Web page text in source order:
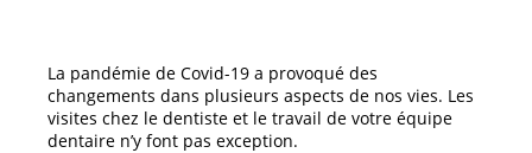
La pandémie de Covid-19 a provoqué des
changements dans plusieurs aspects de nos vies. Les
visites chez le dentiste et le travail de votre équipe
dentaire n’y font pas exception.